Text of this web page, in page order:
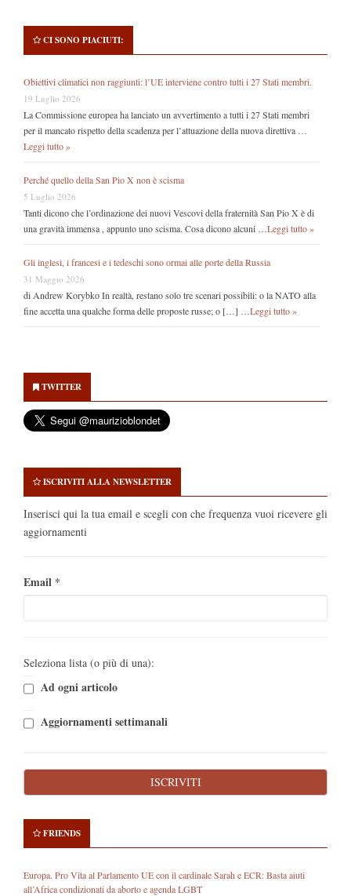
CI SONO PIACIUTI:
Obiettivi climatici non raggiunti: l’UE interviene contro tutti i 27 Stati membri.
19 Luglio 2026
La Commissione europea ha lanciato un avvertimento a tutti i 27 Stati membri
per il mancato rispetto della scadenza per l’attuazione della nuova direttiva …
Leggi tutto »
Perché quello della San Pio X non è scisma
5 Luglio 2026
Tanti dicono che l’ordinazione dei nuovi Vescovi della fraternità San Pio X è di
una gravità immensa , appunto uno scisma. Cosa dicono alcuni … Leggi tutto »
Gli inglesi, i francesi e i tedeschi sono ormai alle porte della Russia
31 Maggio 2026
di Andrew Korybko In realtà, restano solo tre scenari possibili: o la NATO alla
fine accetta una qualche forma delle proposte russe; o […] … Leggi tutto »
Sidebar
TWITTER
ISCRIVITI ALLA NEWSLETTER
Inserisci qui la tua email e scegli con che frequenza vuoi ricevere gli
aggiornamenti
Email *
Seleziona lista (o più di una):
Ad ogni articolo
Aggiornamenti settimanali
FRIENDS
Europa. Pro Vita al Parlamento UE con il cardinale Sarah e ECR: Basta aiuti
all’Africa condizionati da aborto e agenda LGBT